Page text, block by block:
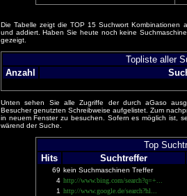
Die Tabelle zeigt die TOP 15 Suchwort Kombinationen
und addiert. Haben Sie heute noch keine
gezeigt.
Topliste aller
Anzahl
Unten sehen Sie alle Zugriffe der durch aGaso
Besucher genutzten Schreibweise aufgelistet. Zum
in neuem Fenster zu besuchen. Sofern es möglich ist,
wärend der Suche.
Top
Hits
Suchtreffer
69 kein Suchmaschinen Treffer
4 http://www.bing.com/search?q=+...
1 http://www.google.de/search?hl...